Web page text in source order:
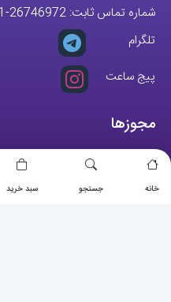
خانه جستجو سبد خرید
شماره تماس ثابت: 26746972
-021
تلگرام
پیج ساعت
مجوزها